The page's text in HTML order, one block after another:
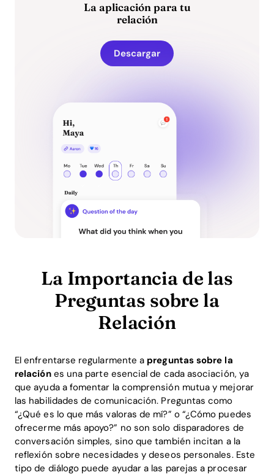
La aplicación para tu
relación
Descargar
La Importancia de las
Preguntas sobre la
Relación
El enfrentarse regularmente a preguntas sobre la
relaciónes una parte esencial de cada asociación, ya
que ayuda a fomentar la comprensión mutua y mejorar
las habilidades de comunicación. Preguntas como
“¿Qué es lo que más valoras de mí?” o “¿Cómo puedes
ofrecerme más apoyo?” no son solo disparadores de
conversación simples, sino que también incitan a la
reflexión sobre necesidades y deseos personales. Este
tipo de diálogo puede ayudar a las parejas a procesar